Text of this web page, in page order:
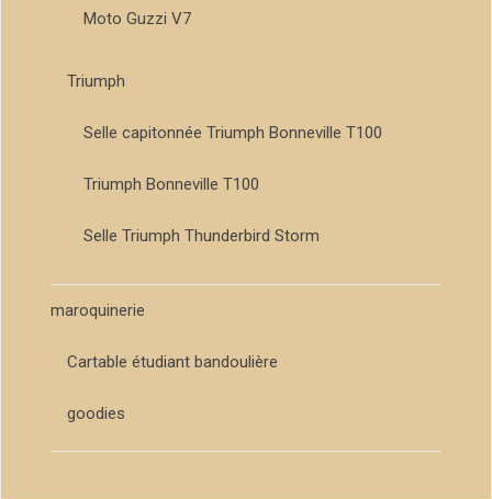
Moto Guzzi V7
Triumph
Selle capitonnée Triumph Bonneville T100
Triumph Bonneville T100
Selle Triumph Thunderbird Storm
maroquinerie
Cartable étudiant bandoulière
goodies